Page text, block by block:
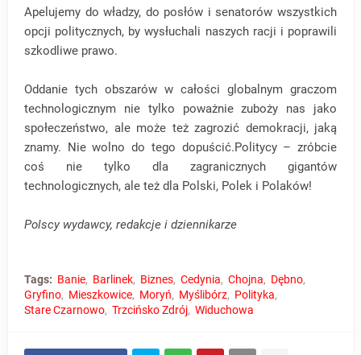
Apelujemy do władzy, do posłów i senatorów wszystkich
opcji politycznych, by wysłuchali naszych racji i poprawili
szkodliwe prawo.
Oddanie tych obszarów w całości globalnym graczom
technologicznym nie tylko poważnie zuboży nas jako
społeczeństwo, ale może też zagrozić demokracji, jaką
znamy. Nie wolno do tego dopuścić.Politycy – zróbcie
coś nie tylko dla zagranicznych gigantów
technologicznych, ale też dla Polski, Polek i Polaków!
Polscy wydawcy, redakcje i dziennikarze
Tags: Banie Barlinek Biznes Cedynia Chojna
Dębno
Gryfino
Mieszkowice Moryń Myślibórz
Polityka
Stare Czarnowo Trzcińsko Zdrój Widuchowa